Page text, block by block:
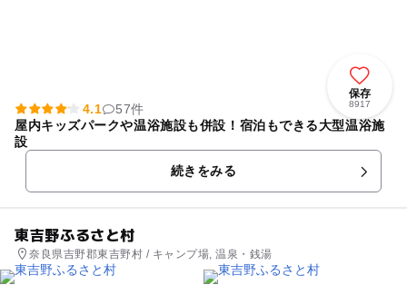
保存
8917
4.1
57件
屋内キッズパークや温浴施設も併設！宿泊もできる大型温浴施
設
続きをみる
東吉野ふるさと村
奈良県吉野郡東吉野村 / キャンプ場, 温泉・銭湯